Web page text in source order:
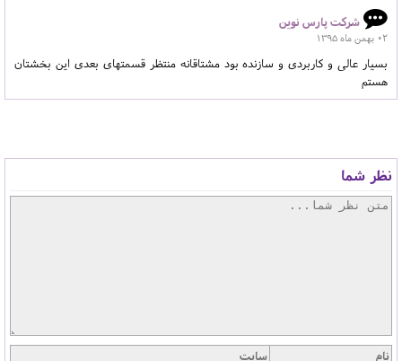
شرکت پارس نوین
02 بهمن ماه 1395
بسیار عالی و کاربردی و سازنده بود مشتاقانه منتظر قسمتهای بعدی این بخشتان
هستم
نظر شما